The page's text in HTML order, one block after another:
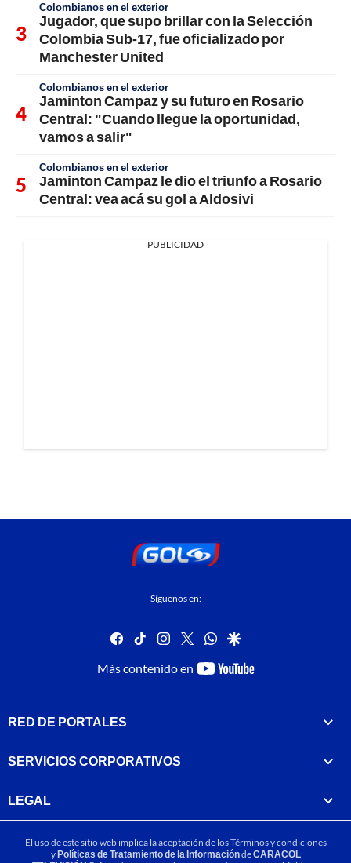
Colombianos en el exterior
Jugador, que supo brillar con la Selección
Colombia Sub-17, fue oficializado por
Manchester United
Colombianos en el exterior
Jaminton Campaz y su futuro en Rosario
Central: "Cuando llegue la oportunidad,
vamos a salir"
Colombianos en el exterior
Jaminton Campaz le dio el triunfo a Rosario
Central: vea acá su gol a Aldosivi
PUBLICIDAD
Síguenos en:
facebook
tiktok instagram
twitterwhatsapp
google
Más contenido en
youtube-
RED DE PORTALES
SERVICIOS CORPORATIVOS
LEGAL
El uso de este sitio web implica la aceptación de losTérminos y condiciones
yPolíticas de Tratamiento de la InformacióndeCARACOL